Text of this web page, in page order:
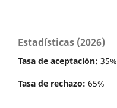
Estadísticas (2026)
Tasa de aceptación: 35%
Tasa de rechazo: 65%